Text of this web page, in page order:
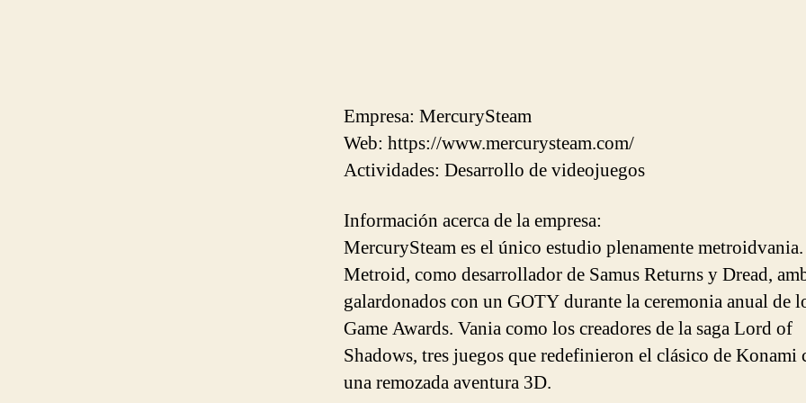
Empresa: MercurySteam
Web: https://www.mercurysteam.com/
Actividades: Desarrollo de videojuegos
Información acerca de la empresa:
MercurySteam es el único estudio plenamente metroidvania.
Metroid, como desarrollador de Samus Returns y Dread,
galardonados con un GOTY durante la ceremonia anual de
Game Awards. Vania como los creadores de la saga Lord of
Shadows, tres juegos que redefinieron el clásico de Konami
una remozada aventura 3D.